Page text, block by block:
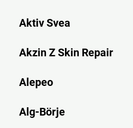
Aktiv Svea
Akzin Z Skin Repair
Alepeo
Alg-Börje